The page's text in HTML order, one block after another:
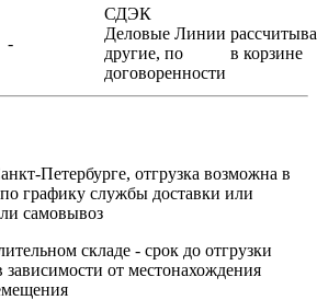
-
СДЭК
Деловые Линии
другие, по
договоренности
в корзине
Петербурге, отгрузка возможна в
графику службы доставки или
самовывоз
складе - срок до отгрузки
зависимости от местонахождения